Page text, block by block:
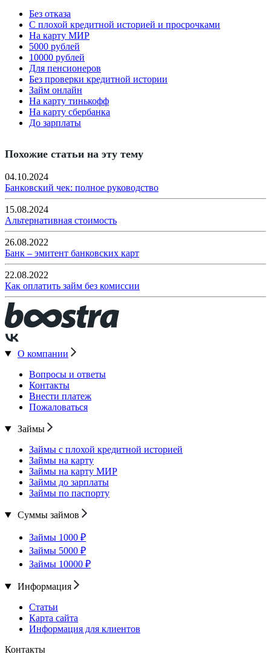
Без отказа
С плохой кредитной историей и просрочками
На карту МИР
5000 рублей
10000 рублей
Для пенсионеров
Без проверки кредитной истории
Займ онлайн
На карту тинькофф
На карту сбербанка
До зарплаты
Похожие статьи на эту тему
04.10.2024
Банковский чек: полное руководство
15.08.2024
Альтернативная стоимость
26.08.2022
Банк – эмитент банковских карт
22.08.2022
Как оплатить займ без комиссии
О компании
Вопросы и ответы
Контакты
Внести платеж
Пожаловаться
Займы
Займы с плохой кредитной историей
Займы на карту
Займы на карту МИР
Займы до зарплаты
Займы по паспорту
Суммы займов
Займы 1000 ₽
Займы 5000 ₽
Займы 10000 ₽
Информация
Статьи
Карта сайта
Информация для клиентов
Контакты